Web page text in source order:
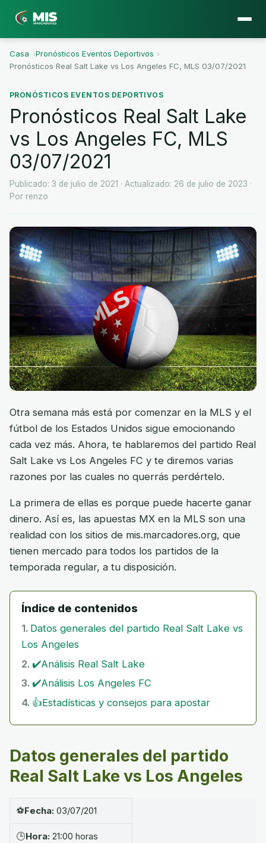
Casa ›Pronósticos Eventos Deportivos ›
Pronósticos Real Salt Lake vs Los Angeles FC, MLS 03/07/2021
PRONÓSTICOS EVENTOS DEPORTIVOS
Pronósticos Real Salt Lake
vs Los Angeles FC, MLS
03/07/2021
Publicado: 3 de julio de 2021 · Actualizado: 26 de julio de 2023 ·
Por renzo
Otra semana más está por comenzar en la MLS y el
fútbol de los Estados Unidos sigue emocionando
cada vez más. Ahora, te hablaremos del partido Real
Salt Lake vs Los Angeles FC y te diremos varias
razones por las cuales no querrás perdértelo.
La primera de ellas es porque puede hacerte ganar
dinero. Así es, las apuestas MX en la MLS son una
realidad con los sitios de mis.marcadores.org, que
tienen mercado para todos los partidos de la
temporada regular, a tu disposición.
Índice de contenidos
Datos generales del partido Real Salt Lake vs
Los Angeles
✔️Análisis Real Salt Lake
✔️Análisis Los Angeles FC
👍Estadísticas y consejos para apostar
Datos generales del partido
Real Salt Lake vs Los Angeles
⚽Fecha:03/07/201
🕒Hora: 21:00 horas